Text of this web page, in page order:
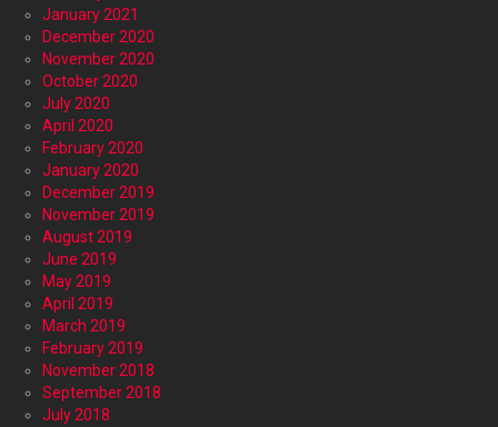
January 2021
December 2020
November 2020
October 2020
July 2020
April 2020
February 2020
January 2020
December 2019
November 2019
August 2019
June 2019
May 2019
April 2019
March 2019
February 2019
November 2018
September 2018
July 2018